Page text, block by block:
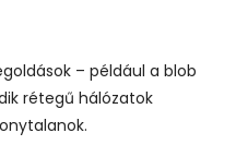
– például a blob
rétegű hálózatok